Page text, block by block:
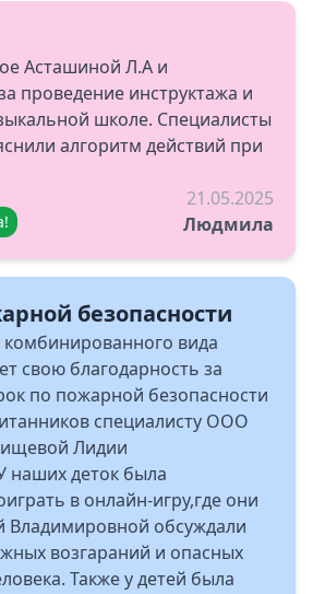
Асташиной Л.А и
проведение инструктажа и
школе. Специалисты
алгоритм действий при
21.05.2025
Людмила
безопасности
комбинированного вида
свою благодарность за
по пожарной безопасности
специалисту ООО
Лидии
наших деток была
в онлайн-игру,где они
Владимировной обсуждали
возгараний и опасных
Также у детей была